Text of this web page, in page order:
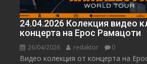
24.04.2026 Колекция видео
концерта на Ерос Рамацоти
26/04/2026 redaktor 0
Видео колекция от концерта на